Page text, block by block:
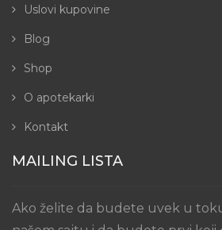
Uslovi kupovine
Blog
Shop
O apotekarki
Kontakt
MAILING LISTA
Ako želite da budete uvek u